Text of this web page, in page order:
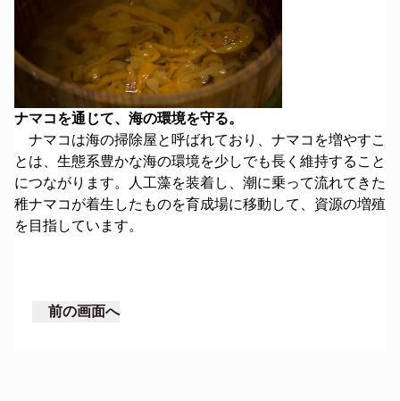
ナマコを通じて、海の環境を守る。
ナマコは海の掃除屋と呼ばれており、ナマコを増やすこ
とは、生態系豊かな海の環境を少しでも長く維持すること
につながります。人工藻を装着し、潮に乗って流れてきた
稚ナマコが着生したものを育成場に移動して、資源の増殖
を目指しています。
前の画面へ